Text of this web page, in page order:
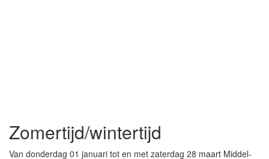
Zomertijd/wintertijd
Van donderdag 01 januari tot en met zaterdag 28 maart Middel-